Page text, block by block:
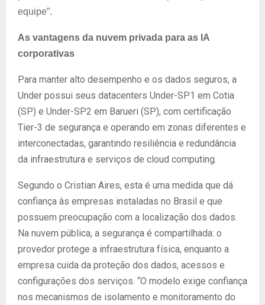
equipe”.
As vantagens da nuvem privada para as IA
corporativas
Para manter alto desempenho e os dados seguros, a
Under possui seus datacenters Under-SP1 em Cotia
(SP) e Under-SP2 em Barueri (SP), com certificação
Tier-3 de segurança e operando em zonas diferentes e
interconectadas, garantindo resiliência e redundância
da infraestrutura e serviços de cloud computing.
Segundo o Cristian Aires, esta é uma medida que dá
confiança às empresas instaladas no Brasil e que
possuem preocupação com a localização dos dados.
Na nuvem pública, a segurança é compartilhada: o
provedor protege a infraestrutura física, enquanto a
empresa cuida da proteção dos dados, acessos e
configurações dos serviços. “O modelo exige confiança
nos mecanismos de isolamento e monitoramento do